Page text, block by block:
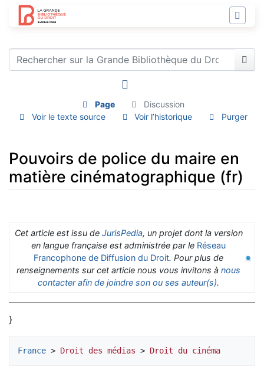
Page
Discussion
Voir le texte source
Voir l’historique Purger
Pouvoirs de police du maire en
matière cinématographique (fr)
Cet article est issu de JurisPedia, un projet dont la version
en langue française est administrée par le Réseau
Francophone de Diffusion du Droit. Pour plus de
renseignements sur cet article nous vous invitons à nous
contacter afin de joindre son ou ses auteur(s).
}
France > Droit des médias > Droit du cinéma